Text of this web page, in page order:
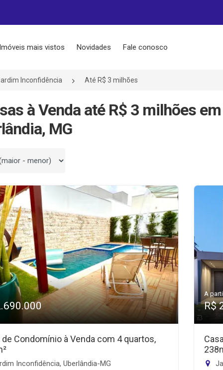
mais vistos Novidades Fale conosco
Inconfidência Até R$ 3 milhões
à Venda até R$ 3 milhões
MG
de Condomínio à Venda com 4 quartos,
Inconfidência, Uberlândia-MG
A
R$